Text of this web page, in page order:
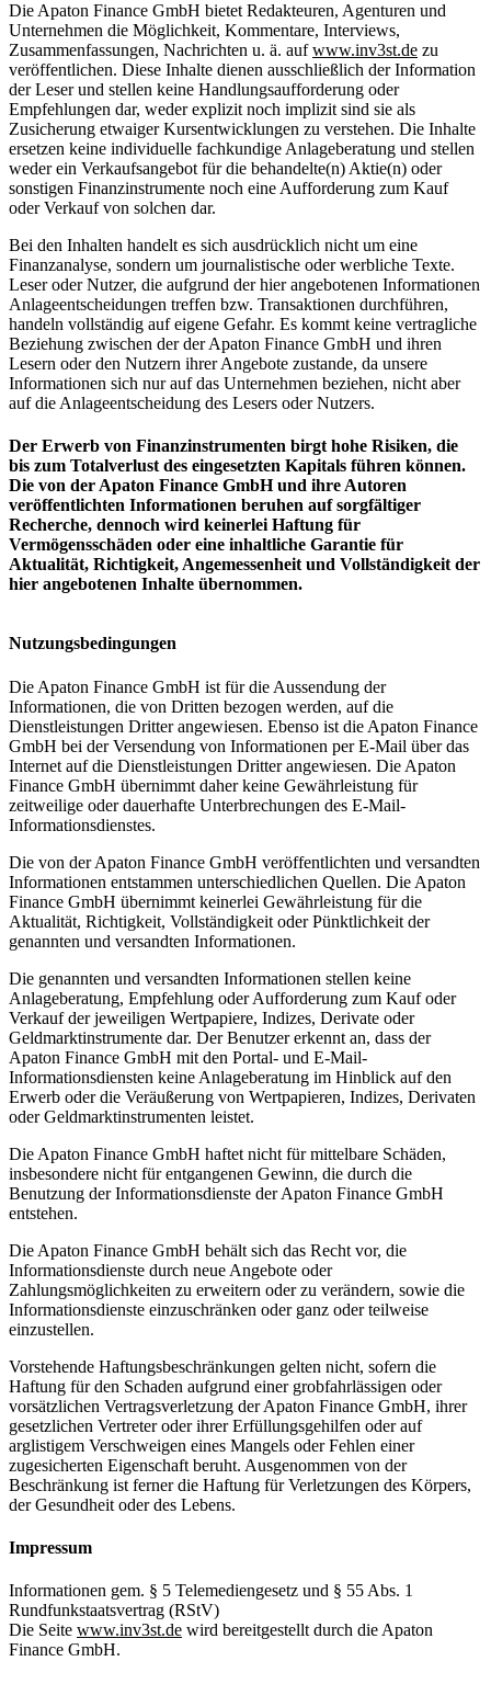
Die Apaton Finance GmbH bietet Redakteuren, Agenturen und
Unternehmen die Möglichkeit, Kommentare, Interviews,
Zusammenfassungen, Nachrichten u. ä. aufwww.inv3st.de zu
veröffentlichen. Diese Inhalte dienen ausschließlich der Information
der Leser und stellen keine Handlungsaufforderung oder
Empfehlungen dar, weder explizit noch implizit sind sie als
Zusicherung etwaiger Kursentwicklungen zu verstehen. Die Inhalte
ersetzen keine individuelle fachkundige Anlageberatung und stellen
weder ein Verkaufsangebot für die behandelte(n) Aktie(n) oder
sonstigen Finanzinstrumente noch eine Aufforderung zum Kauf
oder Verkauf von solchen dar.
Bei den Inhalten handelt es sich ausdrücklich nicht um eine
Finanzanalyse, sondern um journalistische oder werbliche Texte.
Leser oder Nutzer, die aufgrund der hier angebotenen Informationen
Anlageentscheidungen treffen bzw. Transaktionen durchführen,
handeln vollständig auf eigene Gefahr. Es kommt keine vertragliche
Beziehung zwischen der der Apaton Finance GmbH und ihren
Lesern oder den Nutzern ihrer Angebote zustande, da unsere
Informationen sich nur auf das Unternehmen beziehen, nicht aber
auf die Anlageentscheidung des Lesers oder Nutzers.
Der Erwerb von Finanzinstrumenten birgt hohe Risiken, die
bis zum Totalverlust des eingesetzten Kapitals führen können.
Die von der Apaton Finance GmbH und ihre Autoren
veröffentlichten Informationen beruhen auf sorgfältiger
Recherche, dennoch wird keinerlei Haftung für
Vermögensschäden oder eine inhaltliche Garantie für
Aktualität, Richtigkeit, Angemessenheit und Vollständigkeit der
hier angebotenen Inhalte übernommen.
Nutzungsbedingungen
Die Apaton Finance GmbH ist für die Aussendung der
Informationen, die von Dritten bezogen werden, auf die
Dienstleistungen Dritter angewiesen. Ebenso ist die Apaton Finance
GmbH bei der Versendung von Informationen per E-Mail über das
Internet auf die Dienstleistungen Dritter angewiesen. Die Apaton
Finance GmbH übernimmt daher keine Gewährleistung für
zeitweilige oder dauerhafte Unterbrechungen des E-Mail-
Informationsdienstes.
Die von der Apaton Finance GmbH veröffentlichten und versandten
Informationen entstammen unterschiedlichen Quellen. Die Apaton
Finance GmbH übernimmt keinerlei Gewährleistung für die
Aktualität, Richtigkeit, Vollständigkeit oder Pünktlichkeit der
genannten und versandten Informationen.
Die genannten und versandten Informationen stellen keine
Anlageberatung, Empfehlung oder Aufforderung zum Kauf oder
Verkauf der jeweiligen Wertpapiere, Indizes, Derivate oder
Geldmarktinstrumente dar. Der Benutzer erkennt an, dass der
Apaton Finance GmbH mit den Portal- und E-Mail-
Informationsdiensten keine Anlageberatung im Hinblick auf den
Erwerb oder die Veräußerung von Wertpapieren, Indizes, Derivaten
oder Geldmarktinstrumenten leistet.
Die Apaton Finance GmbH haftet nicht für mittelbare Schäden,
insbesondere nicht für entgangenen Gewinn, die durch die
Benutzung der Informationsdienste der Apaton Finance GmbH
entstehen.
Die Apaton Finance GmbH behält sich das Recht vor, die
Informationsdienste durch neue Angebote oder
Zahlungsmöglichkeiten zu erweitern oder zu verändern, sowie die
Informationsdienste einzuschränken oder ganz oder teilweise
einzustellen.
Vorstehende Haftungsbeschränkungen gelten nicht, sofern die
Haftung für den Schaden aufgrund einer grobfahrlässigen oder
vorsätzlichen Vertragsverletzung der Apaton Finance GmbH, ihrer
gesetzlichen Vertreter oder ihrer Erfüllungsgehilfen oder auf
arglistigem Verschweigen eines Mangels oder Fehlen einer
zugesicherten Eigenschaft beruht. Ausgenommen von der
Beschränkung ist ferner die Haftung für Verletzungen des Körpers,
der Gesundheit oder des Lebens.
Impressum
Informationen gem. § 5 Telemediengesetz und § 55 Abs. 1
Rundfunkstaatsvertrag (RStV)
Die Seite www.inv3st.de wird bereitgestellt durch die Apaton
Finance GmbH.